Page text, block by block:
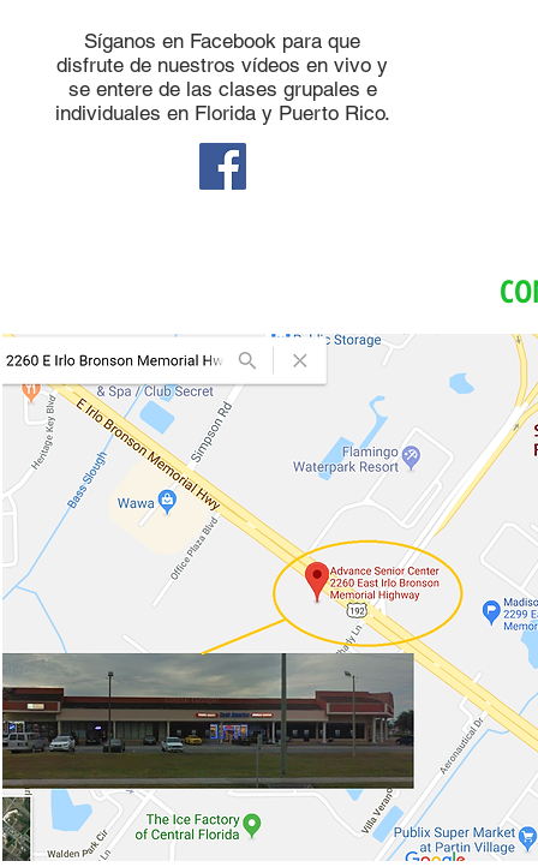
Síganos en Facebook para que
disfrute de nuestros vídeos en vivo y
se entere de las clases grupales e
individuales en Florida y Puerto Rico.